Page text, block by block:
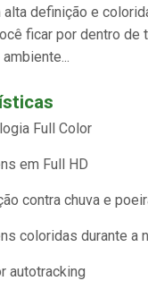
alta definição e
ficar por dentro de
Full Color
em Full HD
contra chuva e
coloridas durante a
autotracking